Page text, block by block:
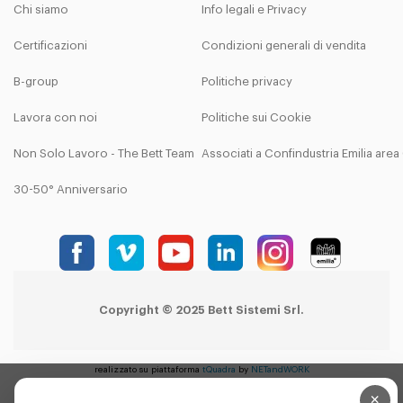
Chi siamo
Certificazioni
B-group
Lavora con noi
Non Solo Lavoro - The Bett Team
30-50° Anniversario
Info legali e Privacy
Condizioni generali di vendita
Politiche privacy
Politiche sui Cookie
Associati a Confindustria Emilia
Copyright © 2025 Bett Sistemi Srl.
realizzato su piattaforma tQuadra by NETandWORK